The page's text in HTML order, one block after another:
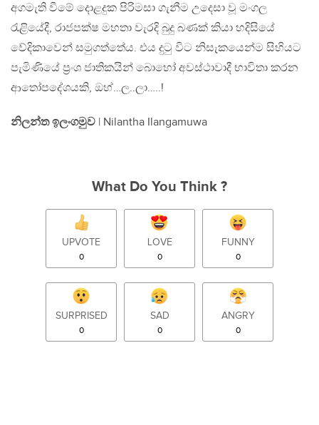
අගමැති වීමේ දොළදුක පිරිමසා ගැනීම උදෙසා වූ මංගල
රැළියේදී, රාජපක්ෂ මහතා වැරදි බුදු බණක් කියා හදිසියේ
වේදිකාවෙන් සමුගත්තේය. එය දුටු විට නිසැකයෙන්ම සිහියට
පැමිණියේ ප්‍රංශ ජාතිකයින් බොහෝ අවස්ථාවාදී භාවිතා කරන
ආතෝපදේශයකි, ඔහ්…ල..ලා…..!
නිලන්ත ඉලංගමුව | Nilantha Ilangamuwa
What Do You Think ?
UPVOTE
0
LOVE
0
FUNNY
0
SURPRISED
0
SAD
0
ANGRY
0